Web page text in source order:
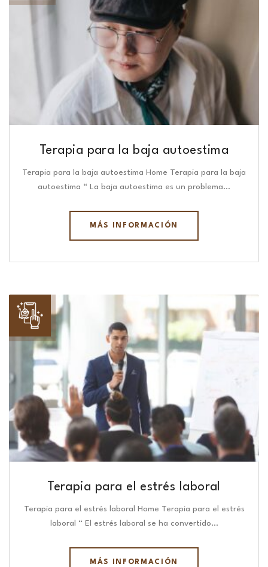
Terapia para la baja autoestima
Terapia para la baja autoestima Home Terapia para la baja
autoestima “ La baja autoestima es un problema…
MÁS INFORMACIÓN
Terapia para el estrés laboral
Terapia para el estrés laboral Home Terapia para el estrés
laboral “ El estrés laboral se ha convertido…
MÁS INFORMACIÓN